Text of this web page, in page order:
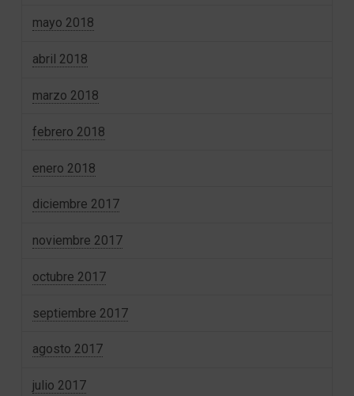
mayo 2018
abril 2018
marzo 2018
febrero 2018
enero 2018
diciembre 2017
noviembre 2017
octubre 2017
septiembre 2017
agosto 2017
julio 2017